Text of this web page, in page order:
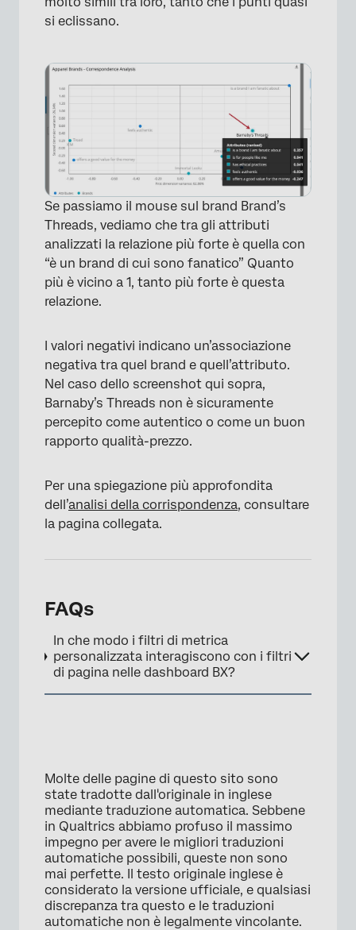
×
si eclissano.
Se passiamo il mouse sul brand Brand’s
Threads, vediamo che tra gli attributi
analizzati la relazione più forte è quella con
“è un brand di cui sono fanatico” Quanto
più è vicino a 1, tanto più forte è questa
relazione.
I valori negativi indicano un’associazione
negativa tra quel brand e quell’attributo.
Nel caso dello screenshot qui sopra,
Barnaby’s Threads non è sicuramente
percepito come autentico o come un buon
rapporto qualità-prezzo.
Per una spiegazione più approfondita
dell’analisi della corrispondenza, consultare
la pagina collegata.
FAQs
In che modo i filtri di metrica
personalizzata interagiscono con i filtri
di pagina nelle dashboard BX?
Molte delle pagine di questo sito sono
state tradotte dall'originale in inglese
mediante traduzione automatica. Sebbene
in Qualtrics abbiamo profuso il massimo
impegno per avere le migliori traduzioni
automatiche possibili, queste non sono
mai perfette. Il testo originale inglese è
considerato la versione ufficiale, e qualsiasi
discrepanza tra questo e le traduzioni
automatiche non è legalmente vincolante.